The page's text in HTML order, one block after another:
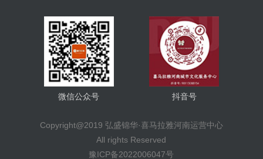
微信公众号 抖音号
Copyright@2019 弘盛锦华·喜马拉雅河南运营中心
All rights Reserved
豫ICP备2022006047号